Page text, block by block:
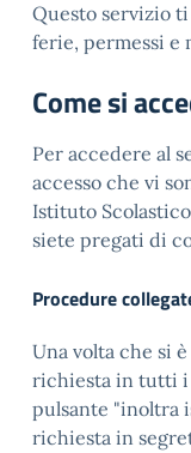
Questo servizio
ferie, permessi e
Come si
Per accedere al
accesso che vi
Istituto
siete pregati di
Procedure
Una volta che si
richiesta in tutti i
pulsante "inoltra
richiesta in